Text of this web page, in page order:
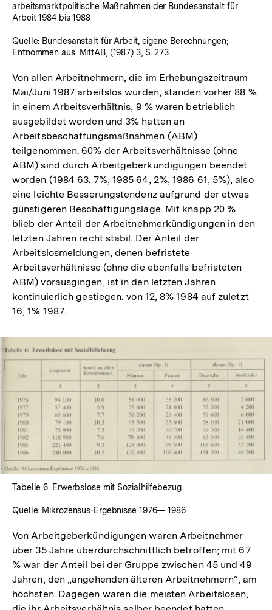
arbeitsmarktpolitische Maßnahmen der Bundesanstalt für
Arbeit 1984 bis 1988
Quelle: Bundesanstalt für Arbeit, eigene Berechnungen;
Entnommen aus: MittAB, (1987) 3, S. 273.
Von allen Arbeitnehmern, die im Erhebungszeitraum
Mai/Juni 1987 arbeitslos wurden, standen vorher 88 %
in einem Arbeitsverhältnis, 9 % waren betrieblich
ausgebildet worden und 3% hatten an
Arbeitsbeschaffungsmaßnahmen (ABM)
teilgenommen. 60% der Arbeitsverhältnisse (ohne
ABM) sind durch Arbeitgeberkündigungen beendet
worden (1984 63. 7%, 1985 64, 2%, 1986 61, 5%), also
eine leichte Besserungstendenz aufgrund der etwas
günstigeren Beschäftigungslage. Mit knapp 20 %
blieb der Anteil der Arbeitnehmerkündigungen in den
letzten Jahren recht stabil. Der Anteil der
Arbeitslosmeldungen, denen befristete
Arbeitsverhältnisse (ohne die ebenfalls befristeten
ABM) vorausgingen, ist in den letzten Jahren
kontinuierlich gestiegen: von 12, 8% 1984 auf zuletzt
16, 1% 1987.
In
Lightbox
öffnen
Tabelle 6: Erwerbslose mit Sozialhilfebezug
Quelle: Mikrozensus-Ergebnisse 1976— 1986
Von Arbeitgeberkündigungen waren Arbeitnehmer
über 35 Jahre überdurchschnittlich betroffen; mit 67
% war der Anteil bei der Gruppe zwischen 45 und 49
Jahren, den „angehenden älteren Arbeitnehmern“, am
höchsten. Dagegen waren die meisten Arbeitslosen,